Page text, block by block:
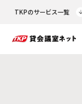
TKPのサービス一覧